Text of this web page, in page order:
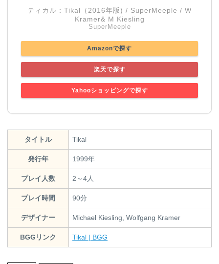
ティカル：Tikal（2016年版) / SuperMeeple / W
Kramer& M Kiesling
SuperMeeple
Amazonで探す
楽天で探す
Yahooショッピングで探す
タイトル Tikal
発行年 1999年
プレイ人数 2～4人
プレイ時間 90分
デザイナー Michael Kiesling, Wolfgang Kramer
BGGリンク Tikal | BGG